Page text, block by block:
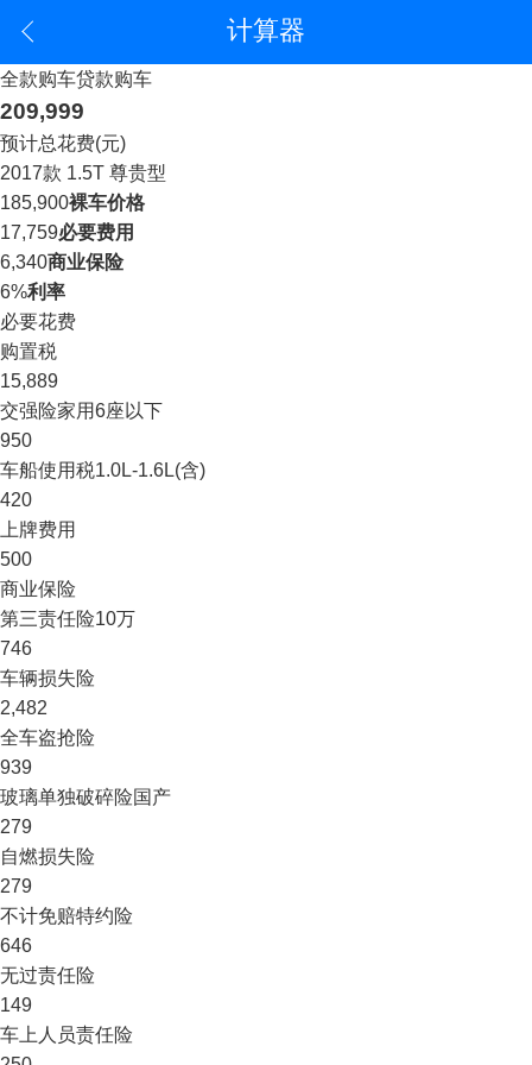
计算器
全款购车贷款购车
209,999
预计总花费(元)
2017款 1.5T 尊贵型
185,900裸车价格
17,759必要费用
6,340商业保险
6%利率
必要花费
购置税
15,889
交强险家用6座以下
950
车船使用税1.0L-1.6L(含)
420
上牌费用
500
商业保险
第三责任险10万
746
车辆损失险
2,482
全车盗抢险
939
玻璃单独破碎险国产
279
自燃损失险
279
不计免赔特约险
646
无过责任险
149
车上人员责任险